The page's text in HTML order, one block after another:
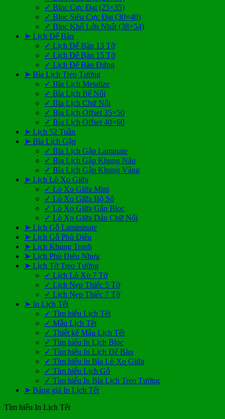
✓ Bloc Cực Đại (25×35)
✓ Bloc Siêu Cực Đại (30×40)
✓ Bloc Khổ Lớn Nhất (38×54)
➤ Lịch Để Bàn
✓ Lịch Để Bàn 13 Tờ
✓ Lịch Để Bàn 15 Tờ
✓ Lịch Để Bàn Đứng
➤ Bìa Lịch Treo Tường
✓ Bìa Lịch Metalize
✓ Bìa Lịch Bế Nổi
✓ Bìa Lịch Chữ Nổi
✓ Bìa Lịch Offset 35×50
✓ Bìa Lịch Offset 40×60
➤ Lịch 52 Tuần
➤ Bìa Lịch Gập
✓ Bìa Lịch Gập Laminate
✓ Bìa Lịch Gập Khung Nâu
✓ Bìa Lịch Gập Khung Vàng
➤ Lịch Lò Xo Giữa
✓ Lò Xo Giữa Mini
✓ Lò Xo Giữa Bộ Số
✓ Lò Xo Giữa Gắn Bloc
✓ Lò Xo Giữa Dán Chữ Nổi
➤ Lịch Gỗ Lamininate
➤ Lịch Gỗ Phù Điêu
➤ Lịch Khung Tranh
➤ Lịch Phù Điêu Nhựa
➤ Lịch Tờ Treo Tường
✓ Lịch Lò Xo 7 Tờ
✓ Lịch Nẹp Thiếc 5 Tờ
✓ Lịch Nẹp Thiếc 7 Tờ
➤ In Lịch Tết
✓ Tìm hiểu Lịch Tết
✓ Mẫu Lịch Tết
✓ Thiết kế Mẫu Lịch Tết
✓ Tìm hiểu In Lịch Bloc
✓ Tìm hiểu In Lịch Để Bàn
✓ Tìm hiểu In Bìa Lò Xo Giữa
✓ Tìm hiểu Lịch Gỗ
✓ Tìm hiểu In Bìa Lịch Treo Tường
➤ Bảng giá In Lịch Tết
Tìm hiểu In Lịch Tết